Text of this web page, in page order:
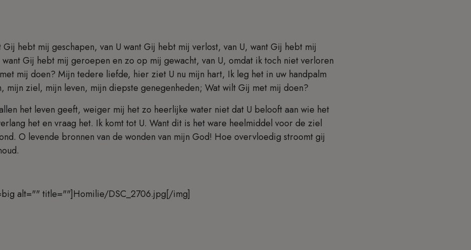
Gij hebt mij geschapen, van U want Gij hebt mij verlost, van U, want Gij hebt mij
Gij hebt mij geroepen en zo op mij gewacht, van U, omdat ik toch niet verloren
mij doen? Mijn tedere liefde, hier ziet U nu mijn hart, Ik leg het in uw handpalm
mijn ziel, mijn leven, mijn diepste genegenheden; Wat wilt Gij met mij doen?
het leven geeft, weiger mij het zo heerlijke water niet dat U belooft aan wie het
het en vraag het. Ik komt tot U. Want dit is het ware heelmiddel voor de ziel
O levende bronnen van de wonden van mijn God! Hoe overvloedig stroomt gij
alt="" title=""]Homilie/DSC_2706.jpg[/img]